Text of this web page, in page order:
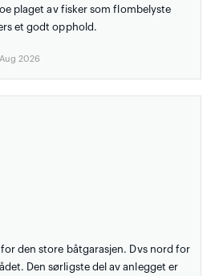
plaget av fisker som flombelyste
et godt opphold.
2026
den store båtgarasjen. Dvs nord for
Den sørligste del av anlegget er